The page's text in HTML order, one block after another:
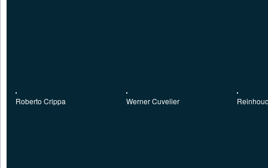
Roberto Crippa Werner Cuvelier